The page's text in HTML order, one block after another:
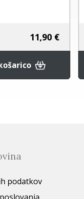
11,90 €
podatkov